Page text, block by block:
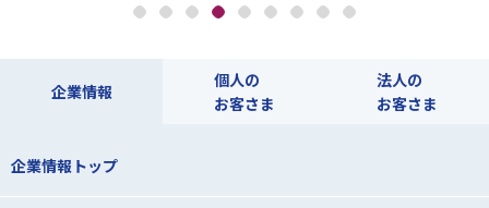
企業情報
個人の
お客さま
法人の
お客さま
企業情報トップ